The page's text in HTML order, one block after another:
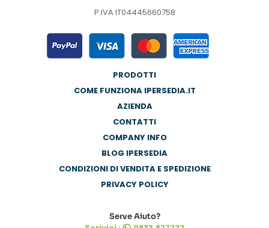
P.IVA IT04445660758
PRODOTTI
COME FUNZIONA IPERSEDIA.IT
AZIENDA
CONTATTI
COMPANY INFO
BLOG IPERSEDIA
CONDIZIONI DI VENDITA E SPEDIZIONE
PRIVACY POLICY
Serve Aiuto?